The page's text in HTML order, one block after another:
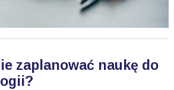
zaplanować naukę do